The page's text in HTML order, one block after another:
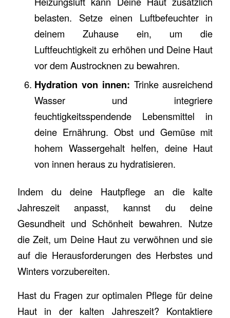
belasten. Setze einen Luftbefeuchter in
deinem Zuhause ein, um die
Luftfeuchtigkeit zu erhöhen und Deine Haut
vor dem Austrocknen zu bewahren.
Hydration von innen: Trinke ausreichend
Wasser und integriere
feuchtigkeitsspendende Lebensmittel in
deine Ernährung. Obst und Gemüse mit
hohem Wassergehalt helfen, deine Haut
von innen heraus zu hydratisieren.
Indem du deine Hautpflege an die kalte
Jahreszeit anpasst, kannst du deine
Gesundheit und Schönheit bewahren. Nutze
die Zeit, um Deine Haut zu verwöhnen und sie
auf die Herausforderungen des Herbstes und
Winters vorzubereiten.
Hast du Fragen zur optimalen Pflege für deine
Haut in der kalten Jahreszeit? Kontaktiere